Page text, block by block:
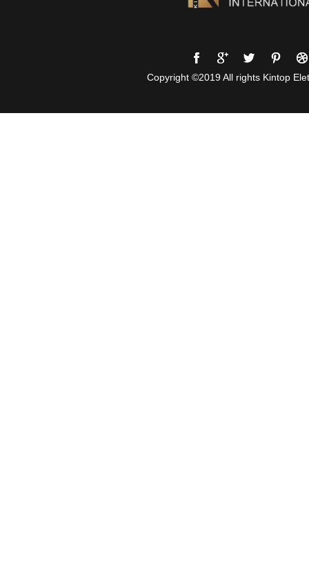
Copyright ©2019 All rights Kintop